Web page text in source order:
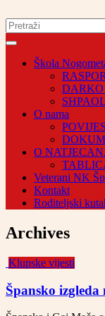
Škola
O nama
O
Veterani NK
Kontakt
Roditeljski
Archives
Klupske vijesti
Špansko